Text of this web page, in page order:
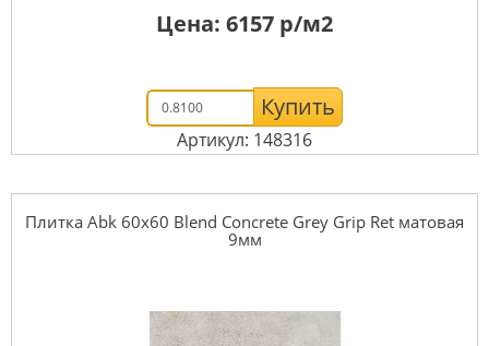
Цена: 6157 р/м2
Купить
Артикул: 148316
Плитка Abk 60x60 Blend Concrete Grey Grip Ret матовая
9мм